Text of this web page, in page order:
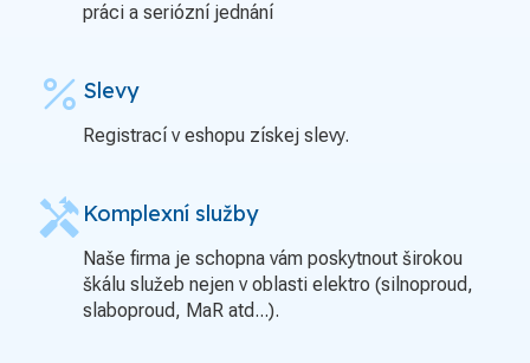
práci a seriózní jednání
percent Slevy
Registrací v eshopu získej slevy.
handyman Komplexní služby
Naše firma je schopna vám poskytnout širokou
škálu služeb nejen v oblasti elektro (silnoproud,
slaboproud, MaR atd...).